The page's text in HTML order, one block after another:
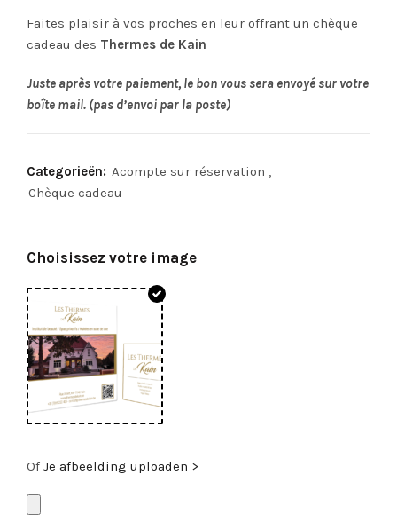
Faites plaisir à vos proches en leur offrant un chèque
cadeau des Thermes de Kain
Juste après votre paiement, le bon vous sera envoyé sur votre
boîte mail. (pas d’envoi par la poste)
Categorieën: Acompte sur réservation ,
Chèque cadeau
Choisissez votre image
Of Je afbeelding uploaden >